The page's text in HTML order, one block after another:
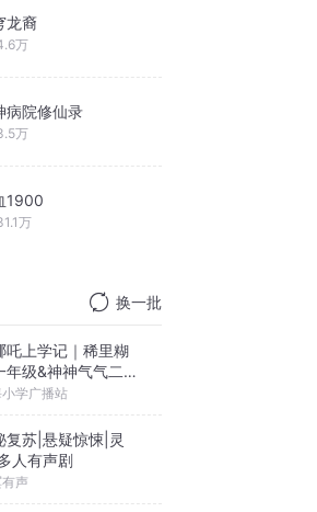
龙裔
万
病院修仙录
万
1900
万
换一批
吒上学记｜稀里糊
年级&神神气气二年
小学广播站
复苏|悬疑惊悚|灵
人有声剧
声